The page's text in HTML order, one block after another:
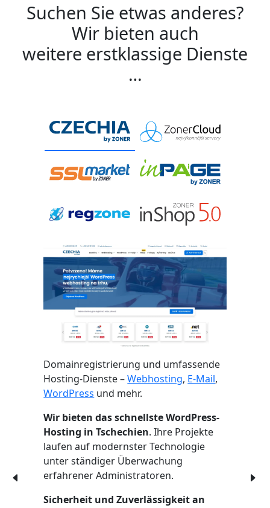
Suchen Sie etwas anderes?
Wir bieten auch
weitere erstklassige Dienste
…
Domainregistrierung und umfassende
Hosting-Dienste –Webhosting, E-Mail,
WordPress und mehr.
Wir bieten das schnellste WordPress-
Hosting in Tschechien. Ihre Projekte
laufen auf modernster Technologie
unter ständiger Überwachung
erfahrener Administratoren.
Sicherheit und Zuverlässigkeit an